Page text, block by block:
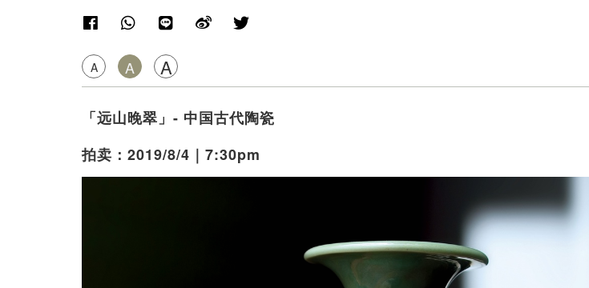
A A A
「远山晚翠」- 中国古代陶瓷
拍卖：2019/8/4｜7:30pm